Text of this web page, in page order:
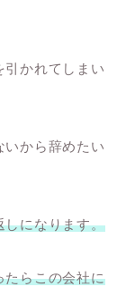
引かれてしまい
いから辞めたい
しになります。
たらこの会社に